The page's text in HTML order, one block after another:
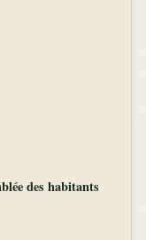
des habitants